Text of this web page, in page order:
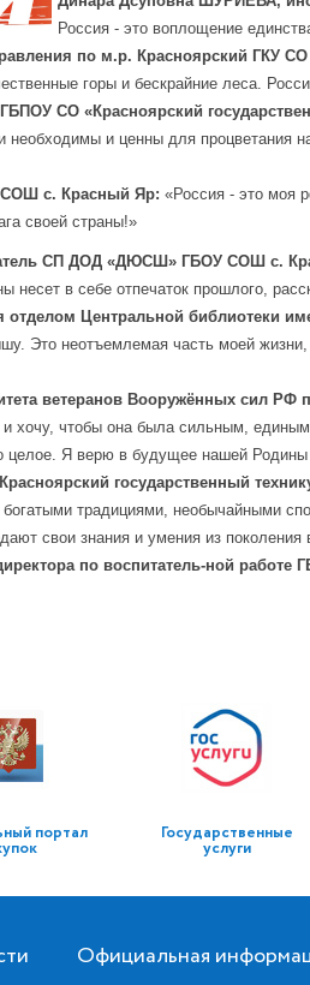
Россия - это воплощение
по м.р. Красноярский ГКУ СО
горы и бескрайние леса.
СО «Красноярский
необходимы и ценны для
СОШ с. Красный Яр: «Россия - это моя
своей страны!»
СП ДОД «ДЮСШ» ГБОУ СОШ с.
в себе отпечаток прошлого,
Центральной библиотеки
Это неотъемлемая часть моей
ветеранов Вооружённых сил РФ
хочу, чтобы она была сильным,
Я верю в будущее нашей Родины
государственный
традициями, необычайными
свои знания и умения из
по воспитатель-ной
портал Государственные
услуги
Официальная